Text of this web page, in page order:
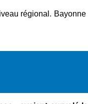
régional .